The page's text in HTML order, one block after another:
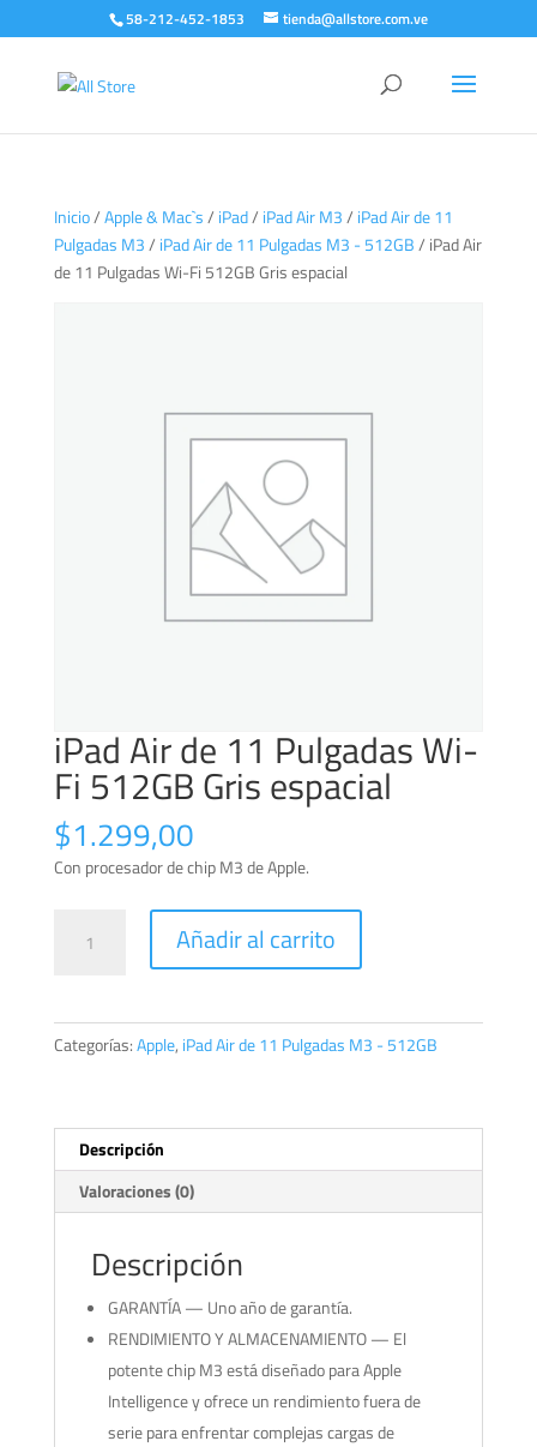
58-212-452-1853 tienda@allstore.com.ve
Inicio/Apple & Mac`s/ iPad/ iPad Air M3/ iPad Air de 11
Pulgadas M3/ iPad Air de 11 Pulgadas M3 - 512GB/ iPad Air
de 11 Pulgadas Wi-Fi 512GB Gris espacial
iPad Air de 11 Pulgadas Wi-
Fi 512GB Gris espacial
$1.299,00
Con procesador de chip M3 de Apple.
Pulgadas
Gris
espacial
cantidad
Añadir al carrito
Categorías:Apple, iPad Air de 11 Pulgadas M3 - 512GB
Descripción
Valoraciones (0)
Descripción
GARANTÍA — Uno año de garantía.
RENDIMIENTO Y ALMACENAMIENTO — El
potente chip M3 está diseñado para Apple
Intelligence y ofrece un rendimiento fuera de
serie para enfrentar complejas cargas de